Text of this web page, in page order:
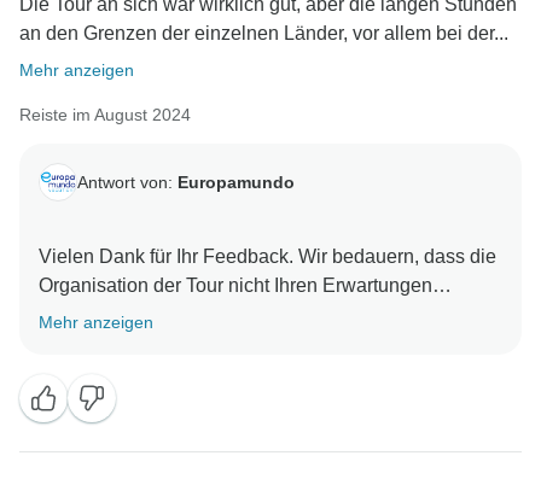
Die Tour an sich war wirklich gut, aber die langen Stunden
an den Grenzen der einzelnen Länder, vor allem bei der...
Mehr anzeigen
Reiste im August 2024
Antwort von: Europamundo
Vielen Dank für Ihr Feedback. Wir bedauern, dass die
Organisation der Tour nicht Ihren Erwartungen
entsprochen hat. Ihre Erfahrung mit dem Tempo der
zu verbessern. Wir schätzen Ihre Teilnahme und
hoffen, dass Ihr nächstes Abenteuer mit Europamundo
noch zufriedenstellender sein wird. Europamundo
Mehr anzeigen